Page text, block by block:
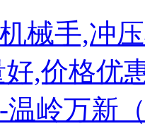
械手,冲
,价格优
岭万新